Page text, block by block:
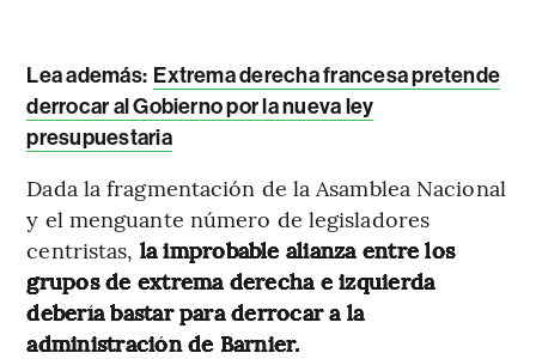
Lea además: Extrema derecha francesa pretende
derrocar al Gobierno por la nueva ley
presupuestaria
Dada la fragmentación de la Asamblea Nacional
y el menguante número de legisladores
centristas, la improbable alianza entre los
grupos de extrema derecha e izquierda
debería bastar para derrocar a la
administración de Barnier.